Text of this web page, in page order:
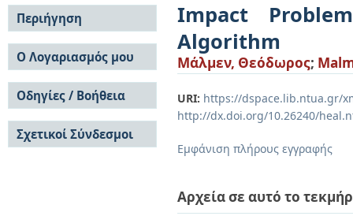
Impact
Algorithm
Mάλμεν, Θεόδωρος;
URI: https://dspace.lib.ntua.gr/
http://dx.doi.org/10.26240/
Εμφάνιση πλήρους εγγραφής
Αρχεία σε αυτό το
Περιήγηση
Σε όλο το DSpace
Κοινότητες & Συλλογές
Ανά Ημερομηνία
Έκδοσης
Συγγραφείς
Τίτλοι
Θέματα
Ο Λογαριασμός μου
Σύνδεση
Εγγραφή
Οδηγίες / Βοήθεια
Οδηγίες Υποβολής
Οδηγίες Χρήσης ΙΑ
Συχνές Ερωτήσεις
Σχετικοί Σύνδεσμοι